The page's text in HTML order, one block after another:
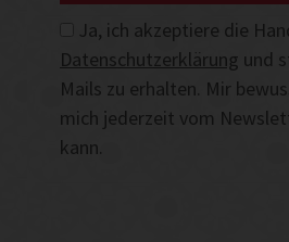
Ja, ich akzeptiere die
Datenschutzerklärung und
Mails zu erhalten. Mir
mich jederzeit vom
kann.